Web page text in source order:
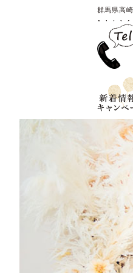
群馬県高
新着情報
ャンペー